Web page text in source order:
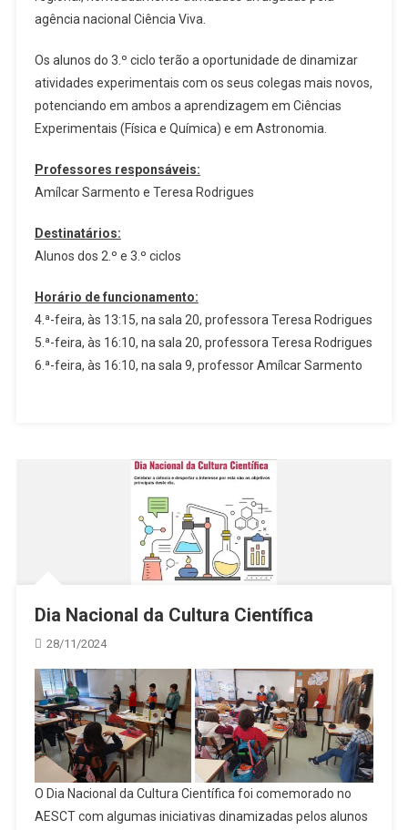
agência nacional Ciência Viva.
Os alunos do 3.º ciclo terão a oportunidade de dinamizar
atividades experimentais com os seus colegas mais novos,
potenciando em ambos a aprendizagem em Ciências
Experimentais (Física e Química) e em Astronomia.
Professores responsáveis:
Amílcar Sarmento e Teresa Rodrigues
Destinatários:
Alunos dos 2.º e 3.º ciclos
Horário de funcionamento:
4.ª-feira, às 13:15, na sala 20, professora Teresa Rodrigues
5.ª-feira, às 16:10, na sala 20, professora Teresa Rodrigues
6.ª-feira, às 16:10, na sala 9, professor Amílcar Sarmento
Dia Nacional da Cultura Científica
28/11/2024
O Dia Nacional da Cultura Científica foi comemorado no
AESCT com algumas iniciativas dinamizadas pelos alunos